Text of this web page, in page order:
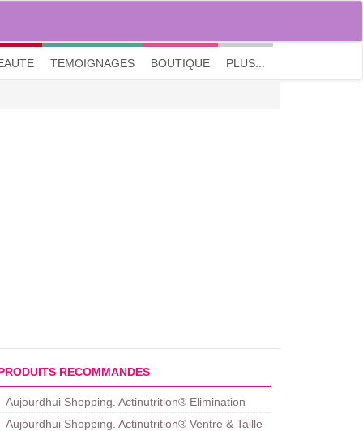
M'inscrire| Me connecter| ? Visite guidée
TEMOIGNAGES BOUTIQUE PLUS...
RECOMMANDES
Aujourdhui Shopping. Actinutrition® Elimination
Aujourdhui Shopping. Actinutrition® Ventre & Taille